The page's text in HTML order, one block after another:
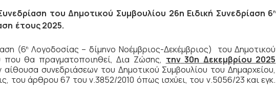
του Δημοτικού Συμβουλίου 26η Ειδική Συνεδρίαση 6η
έτους 2025.
(6η Λογοδοσίας – δίμηνο Νοέμβριος-Δεκέμβριος) του Δημοτικού
που θα πραγματοποιηθεί, Δια Ζώσης, την 30η Δεκεμβρίου 2025
αίθουσα συνεδριάσεων του Δημοτικού Συμβουλίου του Δημαρχείου,
του άρθρου 67 του ν.3852/2010 όπως ισχύει, του ν.5056/23 και εγκ.